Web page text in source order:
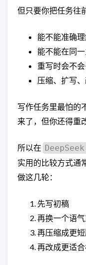
但只要你把任务往
能不能准确
能不能在同
重写时会不
压缩、扩写
写作任务里最怕的
来了，但你还得重
所以在
实用的比较方式通
做这几轮：
先写初稿
再换一个语
再压缩成更
再改成更适